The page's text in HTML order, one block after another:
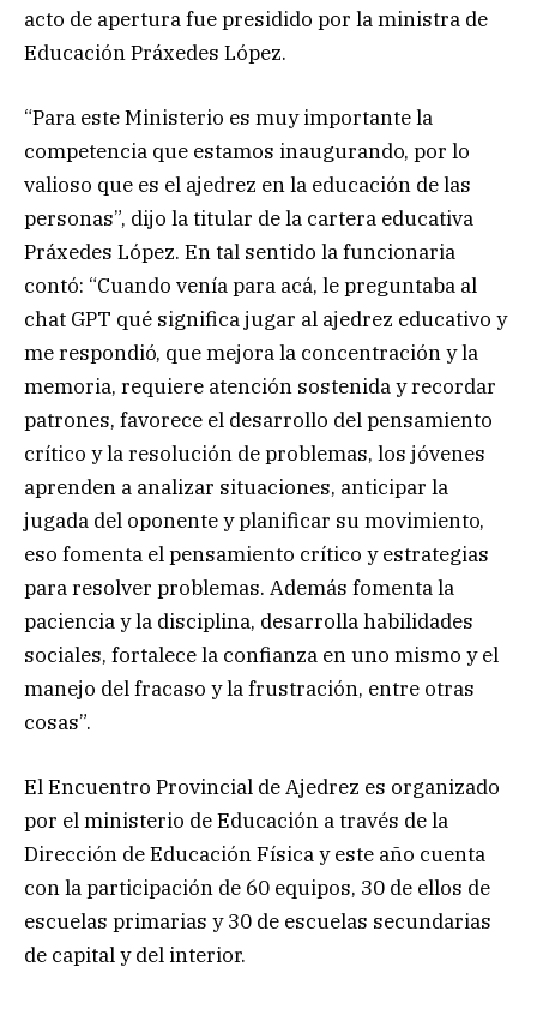
acto de apertura fue presidido por la ministra de
Educación Práxedes López.
“Para este Ministerio es muy importante la
competencia que estamos inaugurando, por lo
valioso que es el ajedrez en la educación de las
personas”, dijo la titular de la cartera educativa
Práxedes López. En tal sentido la funcionaria
contó: “Cuando venía para acá, le preguntaba al
chat GPT qué significa jugar al ajedrez educativo y
me respondió, que mejora la concentración y la
memoria, requiere atención sostenida y recordar
patrones, favorece el desarrollo del pensamiento
crítico y la resolución de problemas, los jóvenes
aprenden a analizar situaciones, anticipar la
jugada del oponente y planificar su movimiento,
eso fomenta el pensamiento crítico y estrategias
para resolver problemas. Además fomenta la
paciencia y la disciplina, desarrolla habilidades
sociales, fortalece la confianza en uno mismo y el
manejo del fracaso y la frustración, entre otras
cosas”.
El Encuentro Provincial de Ajedrez es organizado
por el ministerio de Educación a través de la
Dirección de Educación Física y este año cuenta
con la participación de 60 equipos, 30 de ellos de
escuelas primarias y 30 de escuelas secundarias
de capital y del interior.